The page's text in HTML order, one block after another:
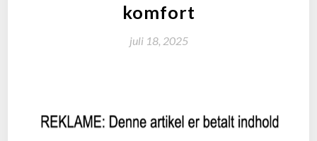
komfort
juli 18, 2025